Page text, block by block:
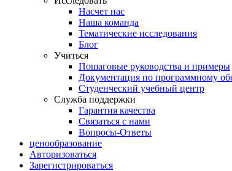
Насчет нас
Наша команда
Тематические исследования
Блог
Учиться
Пошаговые руководства и примеры
Документация по программному
Студенческий учебный центр
Служба поддержки
Гарантия качества
Связаться с нами
Вопросы-Ответы
ценообразование
Авторизоваться
Зарегистрироваться